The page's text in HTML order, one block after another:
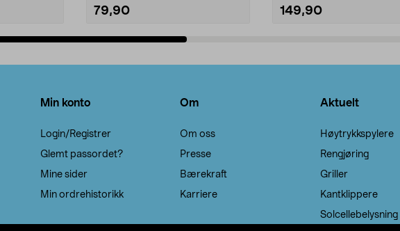
79,90 149,90
Min konto
Login/Registrer
Glemt passordet?
Mine sider
Min ordrehistorikk
Om
Om oss
Presse
Bærekraft
Karriere
Aktuelt
Høytrykkspylere
Rengjøring
Griller
Kantklippere
Solcellebelysning